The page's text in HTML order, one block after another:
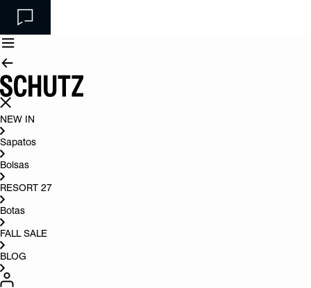
NEW IN
Sapatos
Bolsas
RESORT 27
Botas
FALL SALE
BLOG